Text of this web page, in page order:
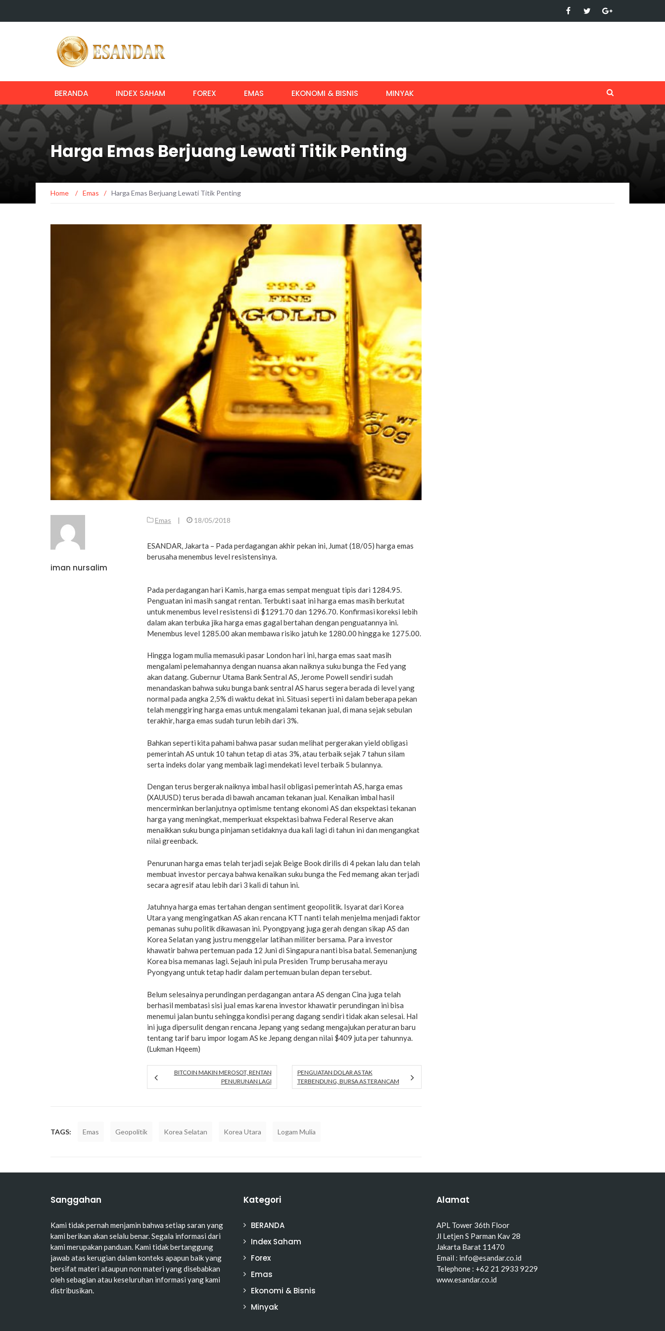
BERANDA INDEX SAHAM FOREX EMAS EKONOMI & BISNIS MINYAK
Harga Emas Berjuang Lewati Titik Penting
Home / Emas / Harga Emas Berjuang Lewati Titik Penting
iman nursalim
Emas | 18/05/2018
ESANDAR, Jakarta – Pada perdagangan akhir pekan ini, Jumat (18/05) harga emas
berusaha menembus level resistensinya.
Pada perdagangan hari Kamis, harga emas sempat menguat tipis dari 1284.95.
Penguatan ini masih sangat rentan. Terbukti saat ini harga emas masih berkutat
untuk menembus level resistensi di $1291.70 dan 1296.70. Konfirmasi koreksi lebih
dalam akan terbuka jika harga emas gagal bertahan dengan penguatannya ini.
Menembus level 1285.00 akan membawa risiko jatuh ke 1280.00 hingga ke 1275.00.
Hingga logam mulia memasuki pasar London hari ini, harga emas saat masih
mengalami pelemahannya dengan nuansa akan naiknya suku bunga the Fed yang
akan datang. Gubernur Utama Bank Sentral AS, Jerome Powell sendiri sudah
menandaskan bahwa suku bunga bank sentral AS harus segera berada di level yang
normal pada angka 2,5% di waktu dekat ini. Situasi seperti ini dalam beberapa pekan
telah menggiring harga emas untuk mengalami tekanan jual, di mana sejak sebulan
terakhir, harga emas sudah turun lebih dari 3%.
Bahkan seperti kita pahami bahwa pasar sudan melihat pergerakan yield obligasi
pemerintah AS untuk 10 tahun tetap di atas 3%, atau terbaik sejak 7 tahun silam
serta indeks dolar yang membaik lagi mendekati level terbaik 5 bulannya.
Dengan terus bergerak naiknya imbal hasil obligasi pemerintah AS, harga emas
(XAUUSD) terus berada di bawah ancaman tekanan jual. Kenaikan imbal hasil
mencerminkan berlanjutnya optimisme tentang ekonomi AS dan ekspektasi tekanan
harga yang meningkat, memperkuat ekspektasi bahwa Federal Reserve akan
menaikkan suku bunga pinjaman setidaknya dua kali lagi di tahun ini dan mengangkat
nilai greenback.
Penurunan harga emas telah terjadi sejak Beige Book dirilis di 4 pekan lalu dan telah
membuat investor percaya bahwa kenaikan suku bunga the Fed memang akan terjadi
secara agresif atau lebih dari 3 kali di tahun ini.
Jatuhnya harga emas tertahan dengan sentiment geopolitik. Isyarat dari Korea
Utara yang mengingatkan AS akan rencana KTT nanti telah menjelma menjadi faktor
pemanas suhu politik dikawasan ini. Pyongpyang juga gerah dengan sikap AS dan
Korea Selatan yang justru menggelar latihan militer bersama. Para investor
khawatir bahwa pertemuan pada 12 Juni di Singapura nanti bisa batal. Semenanjung
Korea bisa memanas lagi. Sejauh ini pula Presiden Trump berusaha merayu
Pyongyang untuk tetap hadir dalam pertemuan bulan depan tersebut.
Belum selesainya perundingan perdagangan antara AS dengan Cina juga telah
berhasil membatasi sisi jual emas karena investor khawatir perundingan ini bisa
menemui jalan buntu sehingga kondisi perang dagang sendiri tidak akan selesai. Hal
ini juga dipersulit dengan rencana Jepang yang sedang mengajukan peraturan baru
tentang tarif baru impor logam AS ke Jepang dengan nilai $409 juta per tahunnya.
(Lukman Hqeem)
BITCOIN MAKIN MEROSOT, RENTAN
PENURUNAN LAGI
PENGUATAN DOLAR AS TAK
TERBENDUNG, BURSA AS TERANCAM
TAGS: Emas Geopolitik Korea Selatan Korea Utara Logam Mulia
Sanggahan
Kami tidak pernah menjamin bahwa setiap saran yang
kami berikan akan selalu benar. Segala informasi dari
kami merupakan panduan. Kami tidak bertanggung
jawab atas kerugian dalam konteks apapun baik yang
bersifat materi ataupun non materi yang disebabkan
oleh sebagian atau keseluruhan informasi yang kami
distribusikan.
Kategori
BERANDA
Index Saham
Forex
Emas
Ekonomi & Bisnis
Minyak
Alamat
APL Tower 36th Floor
Jl Letjen S Parman Kav 28
Jakarta Barat 11470
Email : info@esandar.co.id
Telephone : +62 21 2933 9229
www.esandar.co.id